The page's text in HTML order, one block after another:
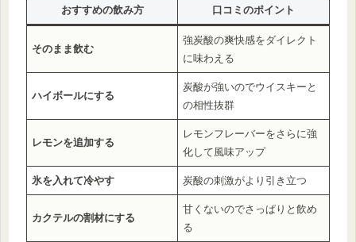
おすすめの飲み方 口コミのポイント
そのまま飲む
強炭酸の爽快感をダイレクト
に味わえる
ハイボールにする
炭酸が強いのでウイスキーと
の相性抜群
レモンを追加する
レモンフレーバーをさらに強
化して風味アップ
氷を入れて冷やす 炭酸の刺激がより引き立つ
カクテルの割材にする
甘くないのでさっぱりと飲め
る